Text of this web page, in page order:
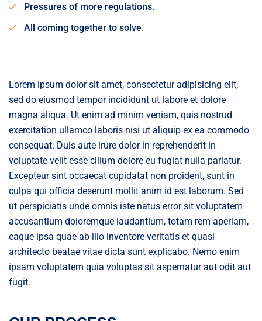
Pressures of more regulations.
All coming together to solve.
Lorem ipsum dolor sit amet, consectetur adipisicing elit,
sed do eiusmod tempor incididunt ut labore et dolore
magna aliqua. Ut enim ad minim veniam, quis nostrud
exercitation ullamco laboris nisi ut aliquip ex ea commodo
consequat. Duis aute irure dolor in reprehenderit in
voluptate velit esse cillum dolore eu fugiat nulla pariatur.
Excepteur sint occaecat cupidatat non proident, sunt in
culpa qui officia deserunt mollit anim id est laborum. Sed
ut perspiciatis unde omnis iste natus error sit voluptatem
accusantium doloremque laudantium, totam rem aperiam,
eaque ipsa quae ab illo inventore veritatis et quasi
architecto beatae vitae dicta sunt explicabo. Nemo enim
ipsam voluptatem quia voluptas sit aspernatur aut odit aut
fugit.